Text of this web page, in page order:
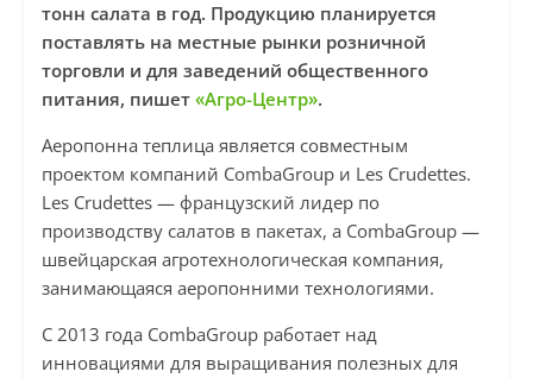
тонн салата в год. Продукцию планируется
поставлять на местные рынки розничной
торговли и для заведений общественного
питания, пишет «Агро-Центр».
Аеропонна теплица является совместным
проектом компаний CombaGroup и Les Crudettes.
Les Crudettes — французский лидер по
производству салатов в пакетах, а CombaGroup —
швейцарская агротехнологическая компания,
занимающаяся аеропонними технологиями.
С 2013 года CombaGroup работает над
инновациями для выращивания полезных для